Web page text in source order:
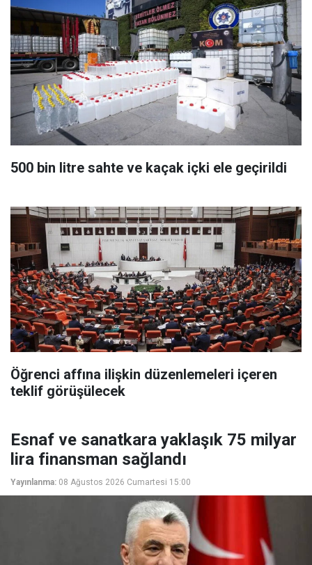
500 bin litre sahte ve kaçak içki ele geçirildi
Öğrenci affına ilişkin düzenlemeleri içeren
teklif görüşülecek
Esnaf ve sanatkara yaklaşık 75 milyar
lira finansman sağlandı
Yayınlanma: 08 Ağustos 2026 Cumartesi 15:00